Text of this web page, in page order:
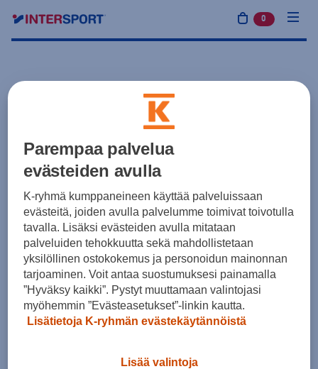
0 tuotetta
Parempaa palvelua
evästeiden avulla
K-ryhmä kumppaneineen käyttää palveluissaan
evästeitä, joiden avulla palvelumme toimivat toivotulla
tavalla. Lisäksi evästeiden avulla mitataan
palveluiden tehokkuutta sekä mahdollistetaan
yksilöllinen ostokokemus ja personoidun mainonnan
tarjoaminen. Voit antaa suostumuksesi painamalla
”Hyväksy kaikki”. Pystyt muuttamaan valintojasi
myöhemmin ”Evästeasetukset”-linkin kautta.
Lisätietoja K-ryhmän evästekäytännöistä
Lisää valintoja